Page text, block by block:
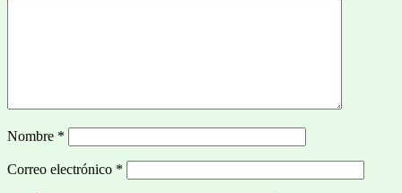
Nombre *
Correo electrónico *